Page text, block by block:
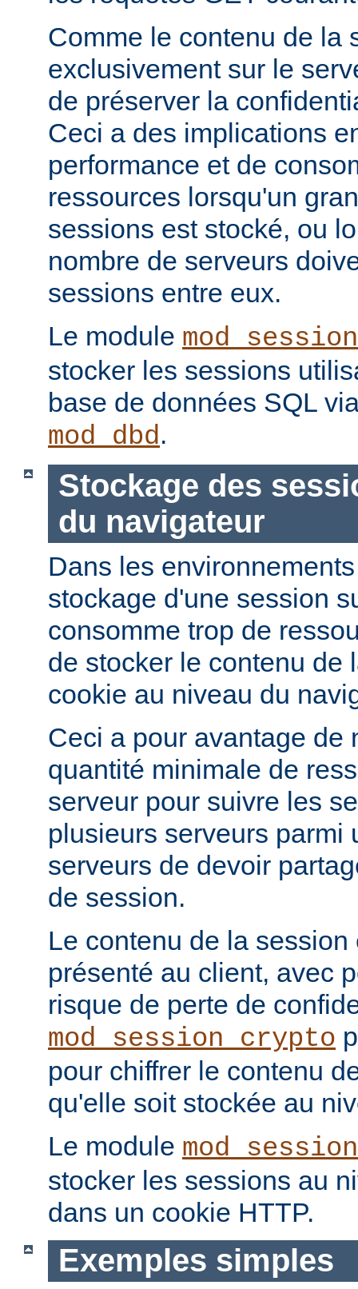
Comme le contenu de la
exclusivement sur le
de préserver la
Ceci a des implications
performance et de
ressources lorsqu'un
sessions est stocké, ou
nombre de serveurs
sessions entre eux.
Le module
stocker les sessions
base de données SQL
mod_dbd.
Stockage des
du navigateur
Dans les
stockage d'une session
consomme trop de
de stocker le contenu de
cookie au niveau du
Ceci a pour avantage de
quantité minimale de
serveur pour suivre les
plusieurs serveurs parmi
serveurs de devoir
de session.
Le contenu de la
présenté au client, avec
risque de perte de
mod_session_crypto
pour chiffrer le contenu
qu'elle soit stockée au
Le module
stocker les sessions au
dans un cookie HTTP.
Exemples simples